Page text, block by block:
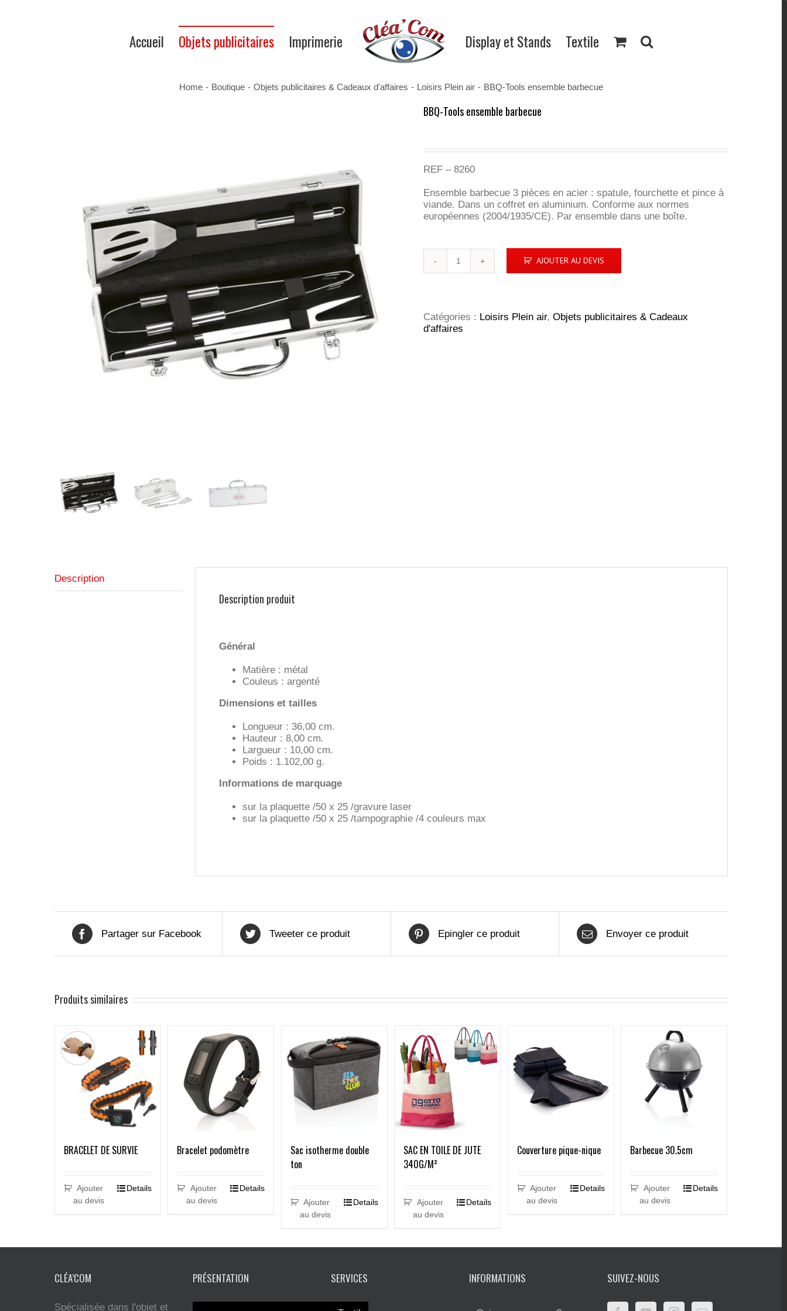
Accueil Objets publicitaires Imprimerie Display et Stands Textile
Home - Boutique - Objets publicitaires & Cadeaux d'affaires - Loisirs Plein air - BBQ-Tools ensemble barbecue
BBQ-Tools ensemble barbecue
REF – 8260
Ensemble barbecue 3 pièces en acier : spatule, fourchette et pince à
viande. Dans un coffret en aluminium. Conforme aux normes
européennes (2004/1935/CE). Par ensemble dans une boîte.
de
barbecue
AJOUTER AU DEVIS
Catégories : Loisirs Plein air, Objets publicitaires & Cadeaux
d'affaires
Description
Description produit
Général
Matière : métal
Couleus : argenté
Dimensions et tailles
Longueur : 36,00 cm.
Hauteur : 8,00 cm.
Largueur : 10,00 cm.
Poids : 1.102,00 g.
Informations de marquage
sur la plaquette /50 x 25 /gravure laser
sur la plaquette /50 x 25 /tampographie /4 couleurs max
Partager sur Facebook Tweeter ce produit Epingler ce produit Envoyer ce produit
Produits similaires
BRACELET DE SURVIE
Ajouter
au devis
Details
Bracelet podomètre
Ajouter
au devis
Details
Sac isotherme double
ton
Ajouter
au devis
Details
SAC EN TOILE DE JUTE
340G/M²
Ajouter
au devis
Details
Couverture pique-nique
Ajouter
au devis
Details
Barbecue 30.5cm
Ajouter
au devis
Details
CLÉA’COM
Spécialisée dans l'objet et
PRÉSENTATION SERVICES INFORMATIONS SUIVEZ-NOUS